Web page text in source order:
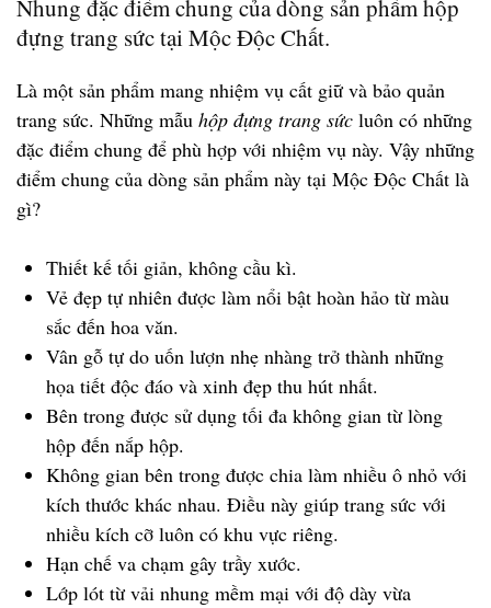
Nhung đặc điểm chung của dòng sản phẩm hộp
đựng trang sức tại Mộc Độc Chất.
Là một sản phẩm mang nhiệm vụ cất giữ và bảo quản
trang sức. Những mẫu hộp đựng trang sức luôn có những
đặc điểm chung để phù hợp với nhiệm vụ này. Vậy những
điểm chung của dòng sản phẩm này tại Mộc Độc Chất là
gì?
Thiết kế tối giản, không cầu kì.
Vẻ đẹp tự nhiên được làm nổi bật hoàn hảo từ màu
sắc đến hoa văn.
Vân gỗ tự do uốn lượn nhẹ nhàng trở thành những
họa tiết độc đáo và xinh đẹp thu hút nhất.
Bên trong được sử dụng tối đa không gian từ lòng
hộp đến nắp hộp.
Không gian bên trong được chia làm nhiều ô nhỏ với
kích thước khác nhau. Điều này giúp trang sức với
nhiều kích cỡ luôn có khu vực riêng.
Hạn chế va chạm gây trầy xước.
Lớp lót từ vải nhung mềm mại với độ dày vừa